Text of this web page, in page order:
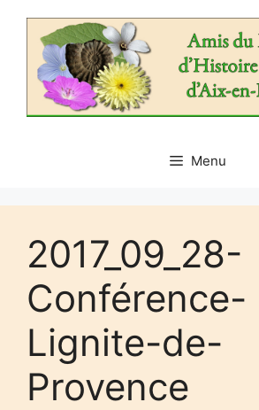
contenu
Menu
2017_09_28-
Conférence-
Lignite-de-
Provence